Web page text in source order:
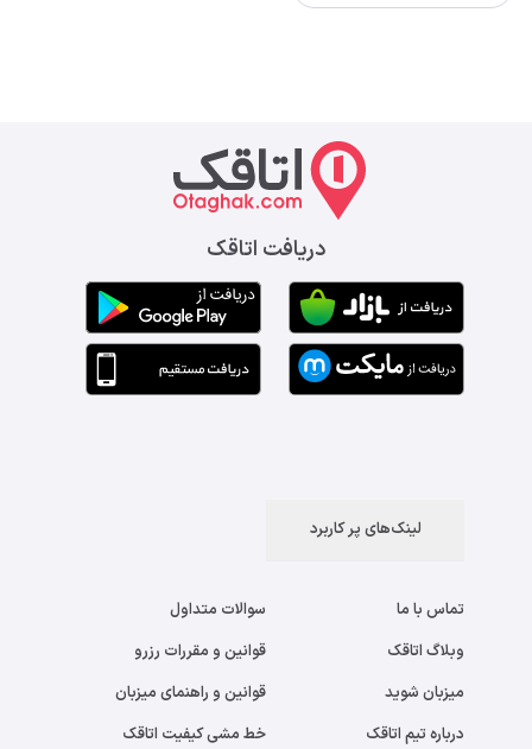
دریافت اتاقک
لینک‌های پر کاربرد
تماس با ما
وبلاگ اتاقک
میزبان شوید
درباره تیم اتاقک
سوالات متداول
قوانین و مقررات رزرو
قوانین و راهنمای میزبان
خط مشی کیفیت اتاقک